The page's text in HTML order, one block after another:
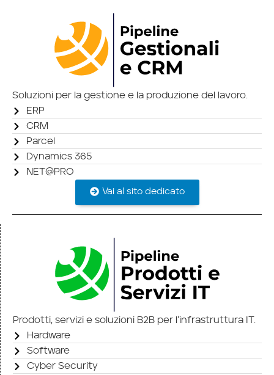
Soluzioni per la gestione e la produzione del lavoro.
ERP
CRM
Parcel
Dynamics 365
NET@PRO
Vai al sito dedicato
Prodotti, servizi e soluzioni B2B per l’infrastruttura IT.
Hardware
Software
Cyber Security